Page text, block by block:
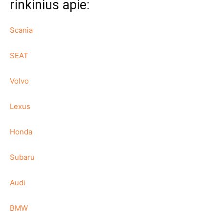
rinkinius apie:
Scania
SEAT
Volvo
Lexus
Honda
Subaru
Audi
BMW